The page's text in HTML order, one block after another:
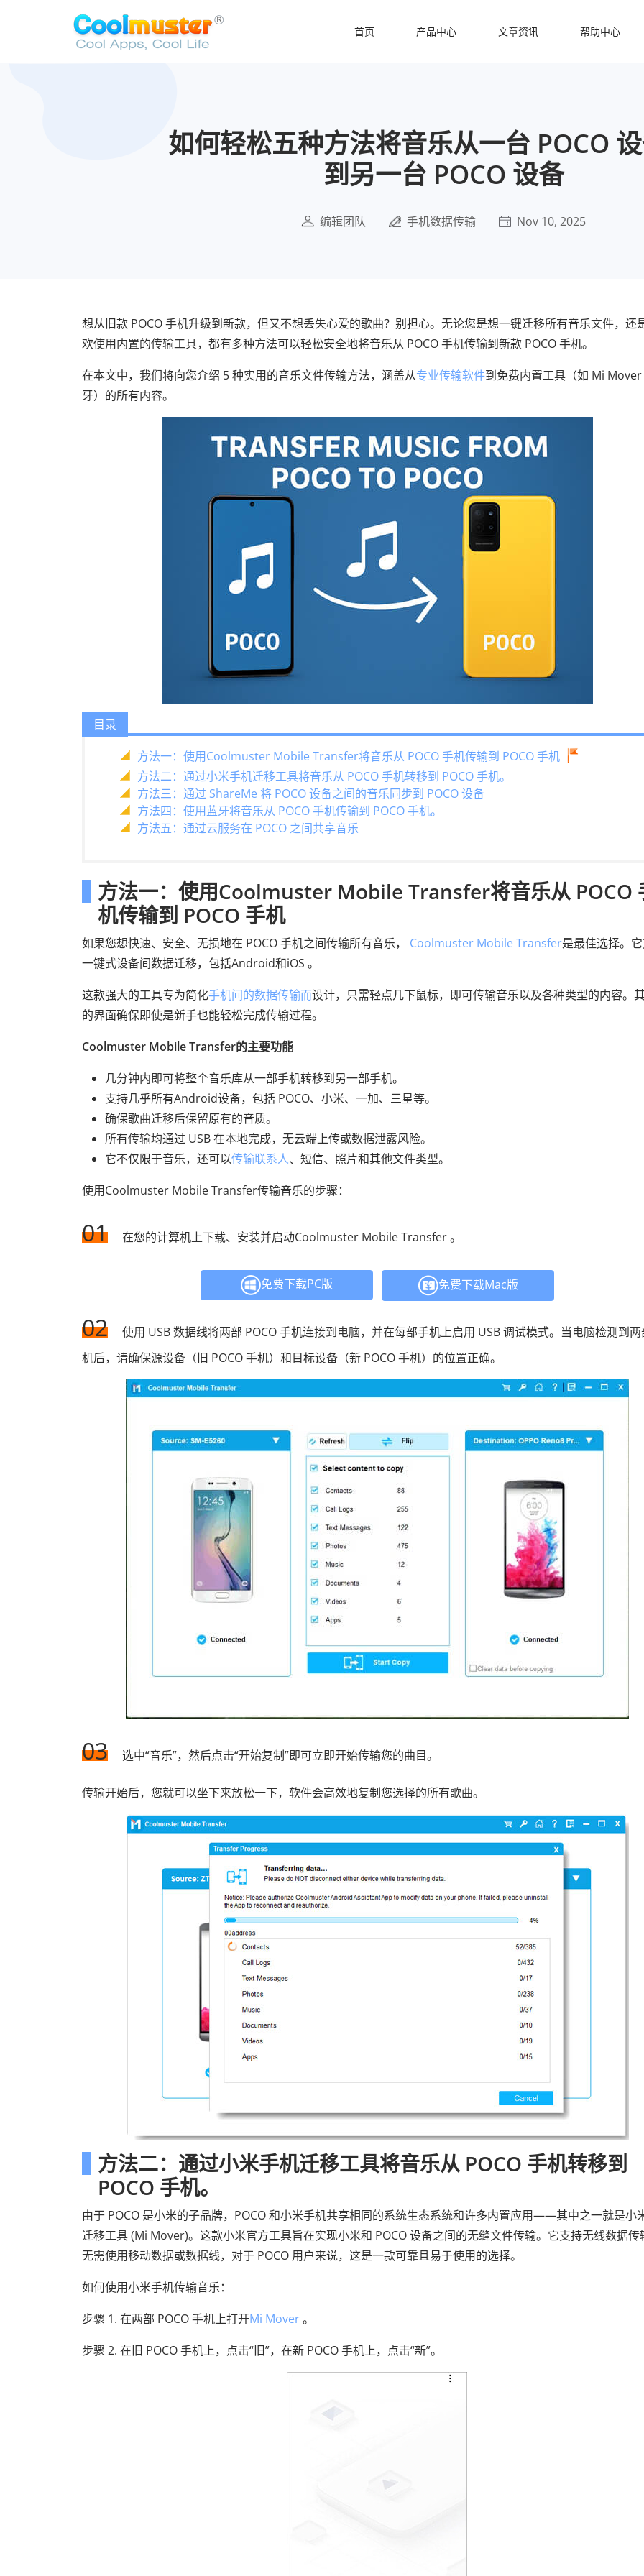
首页 产品中心 文章资讯 帮助中心
如何轻松五种方法将音乐从一台 POCO
到另一台 POCO 设备
编辑团队 手机数据传输 Nov 10, 2025
想从旧款 POCO 手机升级到新款，但又不想丢失心爱的歌曲？别担心。无论您是想一键迁移所有音乐文件，还
欢使用内置的传输工具，都有多种方法可以轻松安全地将音乐从 POCO 手机传输到新款 POCO 手机。
在本文中，我们将向您介绍 5 种实​​用的音乐文件传输方法，涵盖从专业传输软件到免费内置工具（如 Mi
牙）的所有内容。
目录
方法一：使用Coolmuster Mobile Transfer将音乐从 POCO 手机传输到 POCO 手机
方法二：通过小米手机迁移工具将音乐从 POCO 手机转移到 POCO 手机。
方法三：通过 ShareMe 将 POCO 设备之间的音乐同步到 POCO 设备
方法四：使用蓝牙将音乐从 POCO 手机传输到 POCO 手机。
方法五：通过云服务在 POCO 之间共享音乐
方法一：使用Coolmuster Mobile Transfer将音乐从 POCO
机传输到 POCO 手机
如果您想快速、安全、无损地在 POCO 手机之间传输所有音乐， Coolmuster Mobile Transfer是最佳选择。
一键式设备间数据迁移，包括Android和iOS 。
这款强大的工具专为简化手机间的数据传输而设计，只需轻点几下鼠标，即可传输音乐以及各种类型的内容。
的界面确保即使是新手也能轻松完成传输过程。
Coolmuster Mobile Transfer的主要功能
几分钟内即可将整个音乐库从一部手机转移到另一部手机。
支持几乎所有Android设备，包括 POCO、小米、一加、三星等。
确保歌曲迁移后保留原有的音质。
所有传输均通过 USB 在本地完成，无云端上传或数据泄露风险。
它不仅限于音乐，还可以传输联系人、短信、照片和其他文件类型。
使用Coolmuster Mobile Transfer传输音乐的步骤：
01 在您的计算机上下载、安装并启动Coolmuster Mobile Transfer 。
免费下载PC版 免费下载Mac版
02
使用 USB 数据线将两部 POCO 手机连接到电脑，并在每部手机上启用 USB 调试模式。当电脑检测到
机后，请确保源设备（旧 POCO 手机）和目标设备（新 POCO 手机）的位置正确。
03 选中“音乐”，然后点击“开始复制”即可立即开始传输您的曲目。
传输开始后，您就可以坐下来放松一下，软件会高效地复制您选择的所有歌曲。
方法二：通过小米手机迁移工具将音乐从 POCO 手机转移到
POCO 手机。
由于 POCO 是小米的子品牌，POCO 和小米手机共享相同的系统生态系统和许多内置应用——其中之一就是小
迁移工具 (Mi Mover)。这款小米官方工具旨在实现小米和 POCO 设备之间的无缝文件传输。它支持无线数据传
无需使用移动数据或数据线，对于 POCO 用户来说，这是一款可靠且易于使用的选择。
如何使用小米手机传输音乐：
步骤 1. 在两部 POCO 手机上打开Mi Mover。
步骤 2. 在旧 POCO 手机上，点击“旧”，在新 POCO 手机上，点击“新”。